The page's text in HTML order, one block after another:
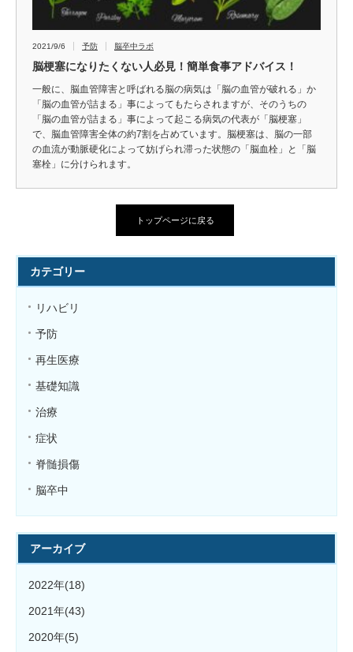
2021/9/6 予防 脳卒中ラボ
脳梗塞になりたくない人必見！簡単食事アドバイス！
一般に、脳血管障害と呼ばれる脳の病気は「脳の血管が破れる」か
「脳の血管が詰まる」事によってもたらされますが、そのうちの
「脳の血管が詰まる」事によって起こる病気の代表が「脳梗塞」
で、脳血管障害全体の約7割を占めています。脳梗塞は、脳の一部
の血流が動脈硬化によって妨げられ滞った状態の「脳血栓」と「脳
塞栓」に分けられます。
トップページに戻る
カテゴリー
リハビリ
予防
再生医療
基礎知識
治療
症状
脊髄損傷
脳卒中
アーカイブ
2022年(18)
2021年(43)
2020年(5)